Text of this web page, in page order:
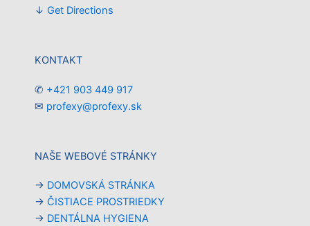
↓ Get Directions
KONTAKT
✆ +421 903 449 917
✉︎ profexy@profexy.sk
NAŠE WEBOVÉ STRÁNKY
→ DOMOVSKÁ STRÁNKA
→ ČISTIACE PROSTRIEDKY
→ DENTÁLNA HYGIENA